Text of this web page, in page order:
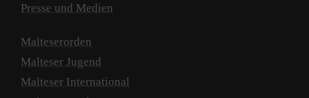
Presse und Medien
Malteserorden
Malteser Jugend
Malteser International